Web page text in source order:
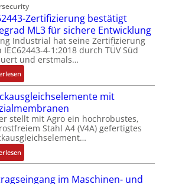
d
u
s
t
r
i
e
P
C
l
ä
s
s
s
b
i
l
f
u
n
k
o
d
u
l
e
b
i
Zertifizierung bestätigt
ML3 für sichere Entwicklung
Industrial hat seine Zertifizierung
IEC62443-4-1:2018 durch TÜV Süd
und erstmals…
:
I
E
C
6
2
4
4
3
mit
stellt mit Agro ein hochrobustes,
Stahl A4 (V4A) gefertigtes
:
D
im Maschinen- und